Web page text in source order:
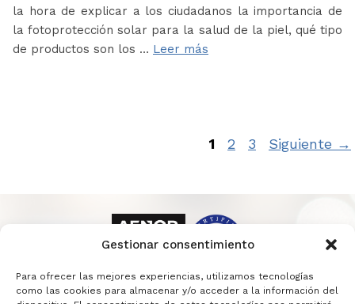
Gestionar consentimiento
Para ofrecer las mejores experiencias, utilizamos tecnologías
como las cookies para almacenar y/o acceder a la información del
la hora de explicar a los ciudadanos la importancia de
la fotoprotección solar para la salud de la piel, qué tipo
de productos son los … Leer más
Página
1 Página
2 Página
3 Siguiente →